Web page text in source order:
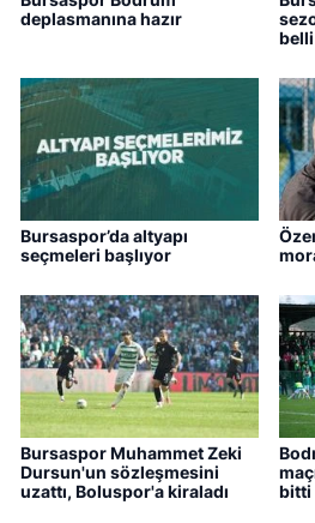
deplasmanına hazır
Bursaspor’da altyapı
seçmeleri başlıyor
Bursaspor Muhammet Zeki
Dursun'un sözleşmesini
uzattı, Boluspor'a kiraladı
bitti